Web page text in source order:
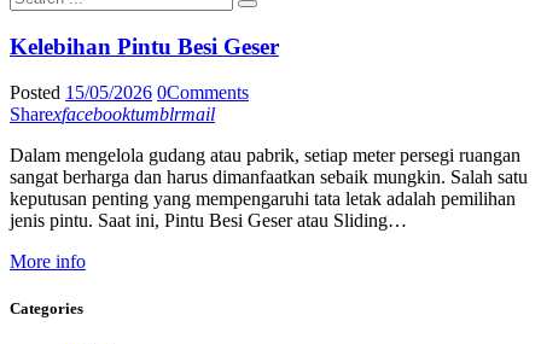
Kelebihan Pintu Besi Geser
Posted 15/05/2026 0Comments
Sharexfacebooktumblrmail
Dalam mengelola gudang atau pabrik, setiap meter persegi ruangan
sangat berharga dan harus dimanfaatkan sebaik mungkin. Salah satu
keputusan penting yang mempengaruhi tata letak adalah pemilihan
jenis pintu. Saat ini, Pintu Besi Geser atau Sliding…
More info
Categories